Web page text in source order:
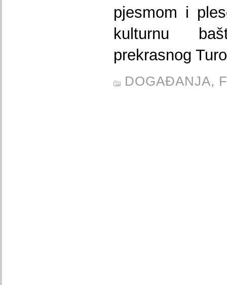
pjesmom i
kulturnu
prekrasnog
DOGAĐANJA,